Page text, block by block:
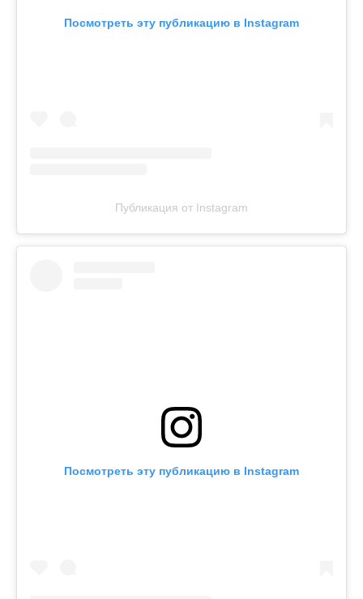
Посмотреть эту публикацию в Instagram
Публикация от Instagram
Посмотреть эту публикацию в Instagram